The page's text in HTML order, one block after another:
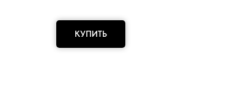
КУПИТЬ